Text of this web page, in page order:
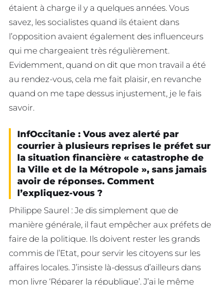
étaient à charge il y a quelques années. Vous
savez, les socialistes quand ils étaient dans
l’opposition avaient également des influenceurs
qui me chargeaient très régulièrement.
Evidemment, quand on dit que mon travail a été
au rendez-vous, cela me fait plaisir, en revanche
quand on me tape dessus injustement, je le fais
savoir.
InfOccitanie : Vous avez alerté par
courrier à plusieurs reprises le préfet sur
la situation financière « catastrophe de
la Ville et de la Métropole », sans jamais
avoir de réponses. Comment
l’expliquez-vous ?
Philippe Saurel : Je dis simplement que de
manière générale, il faut empêcher aux préfets de
faire de la politique. Ils doivent rester les grands
commis de l’Etat, pour servir les citoyens sur les
affaires locales. J’insiste là-dessus d’ailleurs dans
mon livre ‘Réparer la république’. J’ai le même